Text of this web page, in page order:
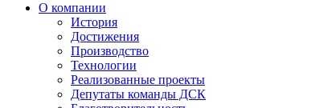
О компании
История
Достижения
Производство
Технологии
Реализованные проекты
Депутаты команды ДСК